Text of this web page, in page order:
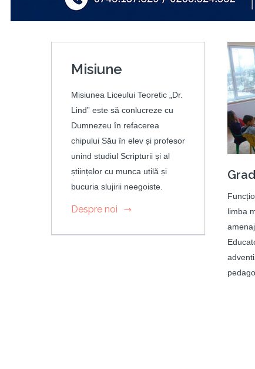
Misiune
Misiunea Liceului Teoretic „Dr.
Lind” este să conlucreze cu
Dumnezeu în refacerea
chipului Său în elev și profesor
unind studiul Scripturii și al
științelor cu munca utilă și
bucuria slujirii neegoiste.
Despre noi
limba